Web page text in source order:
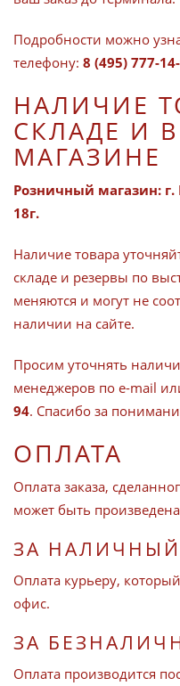
Подробности можно
телефону: 8 (495) 777-
НАЛИЧИЕ
СКЛАДЕ И
МАГАЗИНЕ
Розничный магазин: г.
18г.
Наличие товара
складе и резервы по
меняются и могут не
наличии на сайте.
Просим уточнять
менеджеров по e-mail
94. Спасибо за
ОПЛАТА
Оплата заказа,
может быть
ЗА НАЛИЧНЫЙ
Оплата курьеру,
офис.
ЗА
Оплата производится